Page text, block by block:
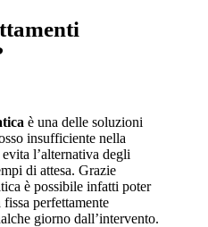
è una delle soluzioni
insufficiente nella
l’alternativa degli
di attesa. Grazie
è possibile infatti poter
perfettamente
giorno dall’intervento.